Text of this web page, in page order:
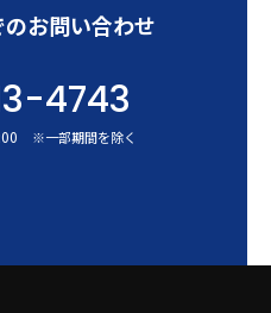
お問い合わせ
4743
※一部期間を除く